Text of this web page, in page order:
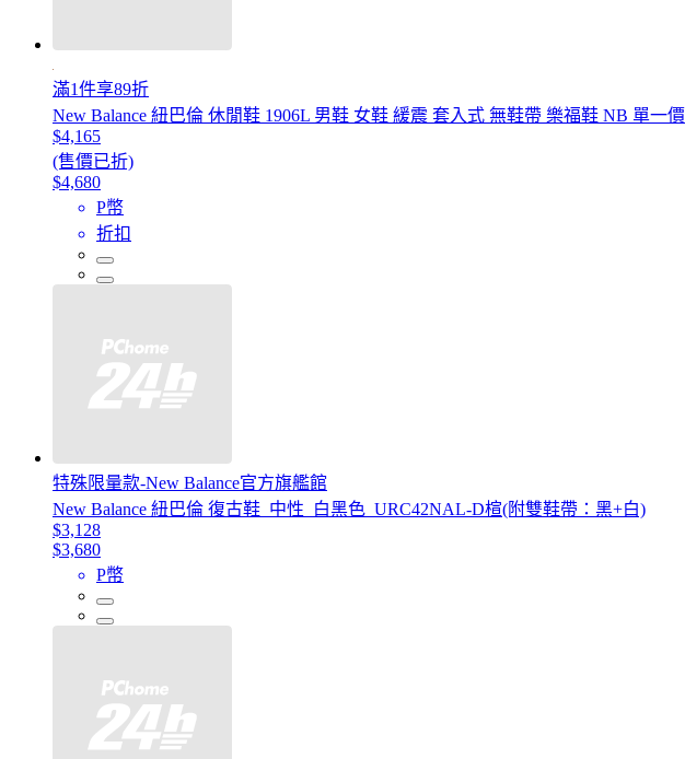
滿1件享89折
New Balance 紐巴倫 休閒鞋 1906L 男鞋 女鞋 緩震 套入式 無鞋帶 樂福鞋 NB 單一價
$4,165
(售價已折)
$4,680
P幣
折扣
特殊限量款-New Balance官方旗艦館
New Balance 紐巴倫 復古鞋_中性_白黑色_URC42NAL-D楦(附雙鞋帶：黑+白)
$3,128
$3,680
P幣